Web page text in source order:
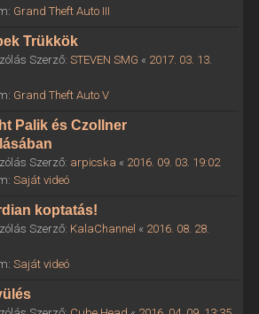
Grand Theft Auto III
Trükkök
Szerző: STEVEN SMG « 2017. 03. 13.
Grand Theft Auto V
Palik és Czollner
Szerző: arpicska « 2016. 09. 03. 19:02
Saját videó
koptatás!
Szerző: KalaChannel « 2016. 08. 28.
Saját videó